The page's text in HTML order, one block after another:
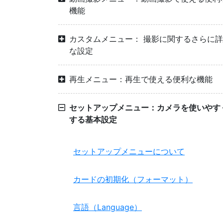
機能
カスタムメニュー： 撮影に関するさらに
な設定
再生メニュー：再生で使える便利な機能
セットアップメニュー：カメラを使いやす
する基本設定
セットアップメニューについて
カードの初期化（フォーマット）
言語（Language）